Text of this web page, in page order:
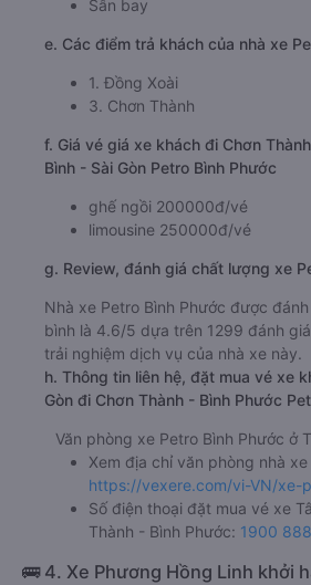
Sân bay
e. Các điểm trả khách của nhà xe
1. Đồng Xoài
3. Chơn Thành
f. Giá vé giá xe khách đi Chơn
Bình - Sài Gòn Petro Bình Phước
ghế ngồi 200000đ/vé
limousine 250000đ/vé
g. Review, đánh giá chất lượng xe
Nhà xe Petro Bình Phước được
bình là 4.6/5 dựa trên 1299 đánh
trải nghiệm dịch vụ của nhà xe này.
h. Thông tin liên hệ, đặt mua vé xe
Gòn đi Chơn Thành - Bình Phước
Văn phòng xe Petro Bình Phước ở
Xem địa chỉ văn phòng nhà
https://vexere.com/vi-VN/xe-
Số điện thoại đặt mua vé xe
Thành - Bình Phước: 1900
🚌 4. Xe Phương Hồng Linh khởi